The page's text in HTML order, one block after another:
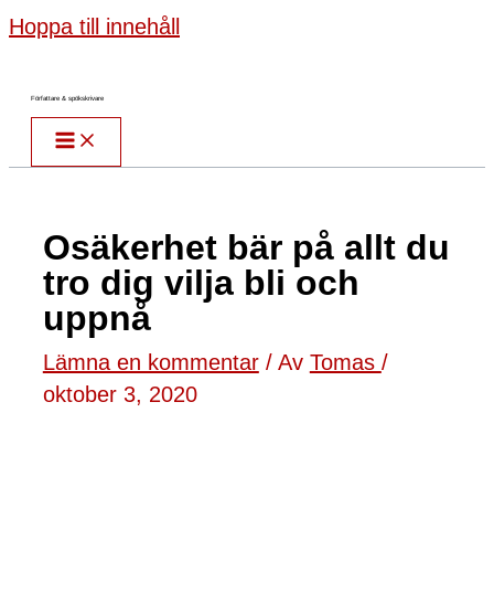
Hoppa till innehåll
Författare & spökskrivare
Osäkerhet bär på allt du
tro dig vilja bli och
uppnå
Lämna en kommentar / Av Tomas /
oktober 3, 2020